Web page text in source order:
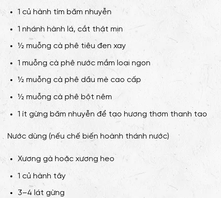
1 củ hành tím băm nhuyễn
1 nhánh hành lá, cắt thật mịn
½ muỗng cà phê tiêu đen xay
1 muỗng cà phê nước mắm loại ngon
½ muỗng cà phê dầu mè cao cấp
½ muỗng cà phê bột nêm
1 ít gừng băm nhuyễn để tạo hương thơm thanh tao
Nước dùng (nếu chế biến hoành thánh nước)
Xương gà hoặc xương heo
1 củ hành tây
3–4 lát gừng